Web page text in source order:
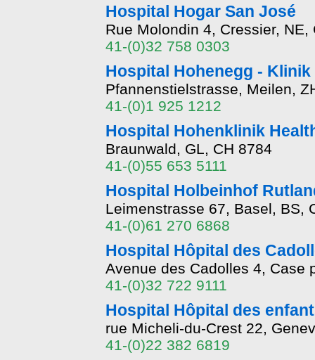
Hospital Hogar San José
Rue Molondin 4, Cressier, NE,
41-(0)32 758 0303
Hospital Hohenegg -
Pfannenstielstrasse, Meilen,
41-(0)1 925 1212
Hospital Hohenklinik
Braunwald, GL, CH 8784
41-(0)55 653 5111
Hospital Holbeinhof
Leimenstrasse 67, Basel, BS,
41-(0)61 270 6868
Hospital Hôpital des
Avenue des Cadolles 4, Case
41-(0)32 722 9111
Hospital Hôpital des
rue Micheli-du-Crest 22,
41-(0)22 382 6819